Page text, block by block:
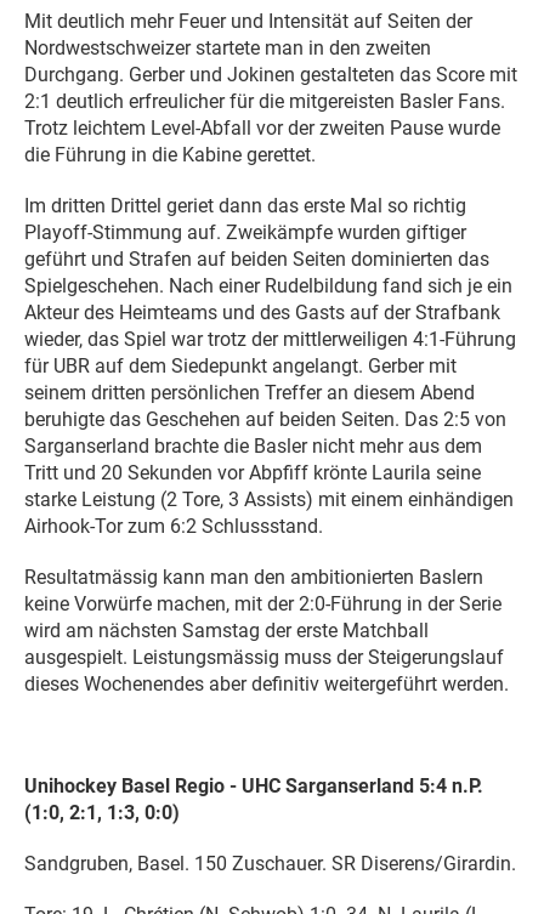
Mit deutlich mehr Feuer und Intensität auf Seiten der
Nordwestschweizer startete man in den zweiten
Durchgang. Gerber und Jokinen gestalteten das Score mit
2:1 deutlich erfreulicher für die mitgereisten Basler Fans.
Trotz leichtem Level-Abfall vor der zweiten Pause wurde
die Führung in die Kabine gerettet.
Im dritten Drittel geriet dann das erste Mal so richtig
Playoff-Stimmung auf. Zweikämpfe wurden giftiger
geführt und Strafen auf beiden Seiten dominierten das
Spielgeschehen. Nach einer Rudelbildung fand sich je ein
Akteur des Heimteams und des Gasts auf der Strafbank
wieder, das Spiel war trotz der mittlerweiligen 4:1-Führung
für UBR auf dem Siedepunkt angelangt. Gerber mit
seinem dritten persönlichen Treffer an diesem Abend
beruhigte das Geschehen auf beiden Seiten. Das 2:5 von
Sarganserland brachte die Basler nicht mehr aus dem
Tritt und 20 Sekunden vor Abpfiff krönte Laurila seine
starke Leistung (2 Tore, 3 Assists) mit einem einhändigen
Airhook-Tor zum 6:2 Schlussstand.
Resultatmässig kann man den ambitionierten Baslern
keine Vorwürfe machen, mit der 2:0-Führung in der Serie
wird am nächsten Samstag der erste Matchball
ausgespielt. Leistungsmässig muss der Steigerungslauf
dieses Wochenendes aber definitiv weitergeführt werden.
Unihockey Basel Regio - UHC Sarganserland 5:4 n.P.
(1:0, 2:1, 1:3, 0:0)
Sandgruben, Basel. 150 Zuschauer. SR Diserens/Girardin.